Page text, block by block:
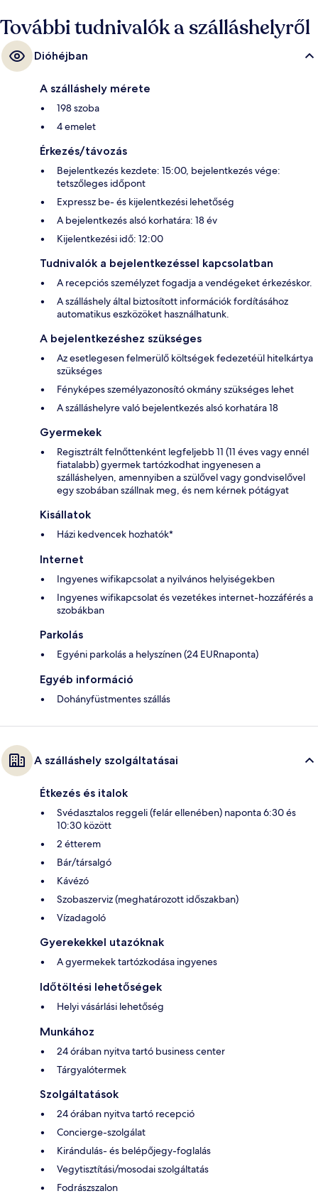
További tudnivalók a szálláshelyről
Dióhéjban
A szálláshely mérete
198 szoba
4 emelet
Érkezés/távozás
Bejelentkezés kezdete: 15:00, bejelentkezés vége:
tetszőleges időpont
Expressz be- és kijelentkezési lehetőség
A bejelentkezés alsó korhatára: 18 év
Kijelentkezési idő: 12:00
Tudnivalók a bejelentkezéssel kapcsolatban
A recepciós személyzet fogadja a vendégeket érkezéskor.
A szálláshely által biztosított információk fordításához
automatikus eszközöket használhatunk.
A bejelentkezéshez szükséges
Az esetlegesen felmerülő költségek fedezetéül hitelkártya
szükséges
Fényképes személyazonosító okmány szükséges lehet
A szálláshelyre való bejelentkezés alsó korhatára 18
Gyermekek
Regisztrált felnőttenként legfeljebb 11 (11 éves vagy ennél
fiatalabb) gyermek tartózkodhat ingyenesen a
szálláshelyen, amennyiben a szülővel vagy gondviselővel
egy szobában szállnak meg, és nem kérnek pótágyat
Kisállatok
Házi kedvencek hozhatók*
Internet
Ingyenes wifikapcsolat a nyilvános helyiségekben
Ingyenes wifikapcsolat és vezetékes internet-hozzáférés a
szobákban
Parkolás
Egyéni parkolás a helyszínen (24 EURnaponta)
Egyéb információ
Dohányfüstmentes szállás
A szálláshely szolgáltatásai
Étkezés és italok
Svédasztalos reggeli (felár ellenében) naponta 6:30 és
10:30 között
2 étterem
Bár/társalgó
Kávézó
Szobaszerviz (meghatározott időszakban)
Vízadagoló
Gyerekekkel utazóknak
A gyermekek tartózkodása ingyenes
Időtöltési lehetőségek
Helyi vásárlási lehetőség
Munkához
24 órában nyitva tartó business center
Tárgyalótermek
Szolgáltatások
24 órában nyitva tartó recepció
Concierge-szolgálat
Kirándulás- és belépőjegy-foglalás
Vegytisztítási/mosodai szolgáltatás
Fodrászszalon